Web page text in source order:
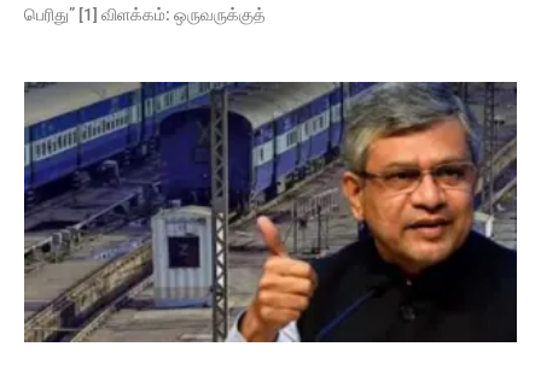
பெரிது” [1] விளக்கம்: ஒருவருக்குத்